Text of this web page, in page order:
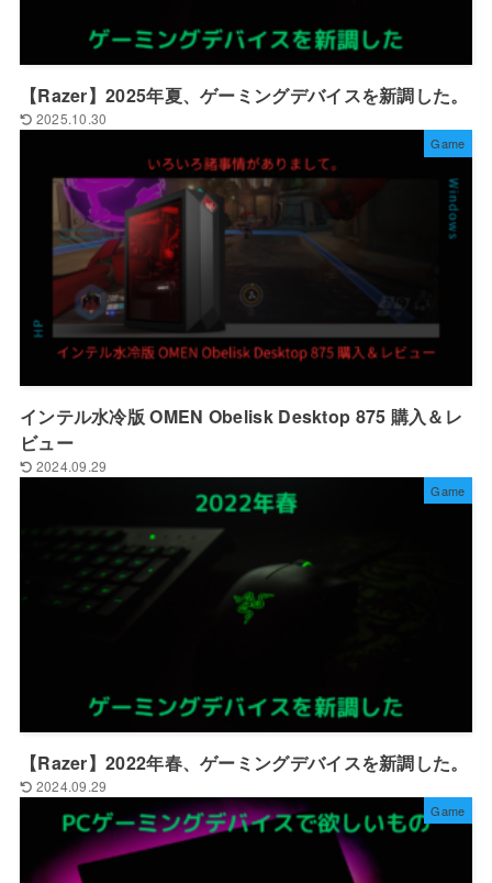
【Razer】2025年夏、ゲーミングデバイスを新調した。
2025.10.30
Game
インテル水冷版 OMEN Obelisk Desktop 875 購入＆レ
ビュー
2024.09.29
Game
【Razer】2022年春、ゲーミングデバイスを新調した。
2024.09.29
Game